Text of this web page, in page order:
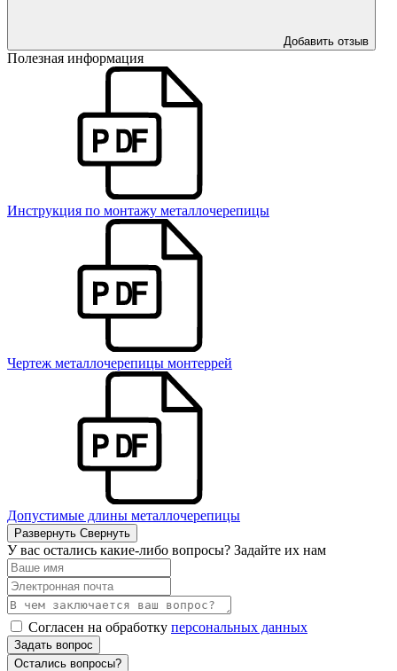
Добавить отзыв
Полезная информация
Инструкция по монтажу металлочерепицы
Чертеж металлочерепицы монтеррей
Допустимые длины металлочерепицы
Развернуть Свернуть
У вас остались какие-либо вопросы? Задайте их нам
Согласен на обработку персональных данных
Задать вопрос
Остались вопросы?